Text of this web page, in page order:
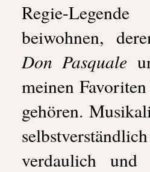
Regie-
beiwohnen,
Don Pasquale
meinen
gehören.
verdaulich